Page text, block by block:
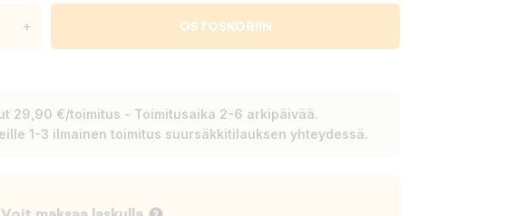
+ OSTOSKORIIN
29,90 €/toimitus - Toimitusaika 2-6 arkipäivää.
1-3 ilmainen toimitus suursäkkitilauksen yhteydessä.